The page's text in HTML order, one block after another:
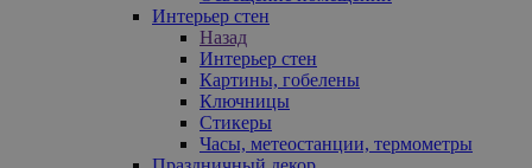
Интерьер стен
Назад
Интерьер стен
Картины, гобелены
Ключницы
Стикеры
Часы, метеостанции, термометры